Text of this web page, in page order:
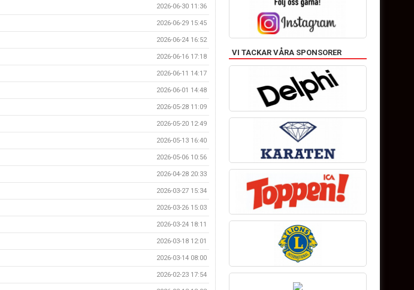
2026-06-30 11:36
2026-06-29 15:45
2026-06-24 16:52
2026-06-16 17:18
2026-06-11 14:17
2026-06-01 14:48
2026-05-28 11:09
2026-05-20 12:49
2026-05-13 16:40
2026-05-06 10:56
2026-04-28 20:33
2026-03-27 15:34
2026-03-26 15:03
2026-03-24 18:11
2026-03-18 12:01
2026-03-14 08:00
2026-02-23 17:54
VI TACKAR VÅRA SPONSORER